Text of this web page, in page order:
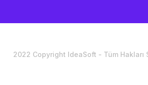
2022 Copyright IdeaSoft - Tüm Hakları